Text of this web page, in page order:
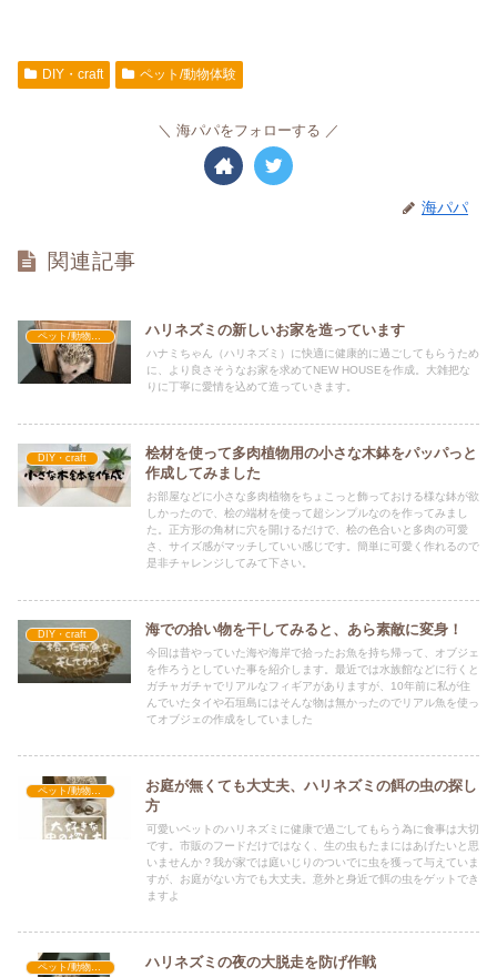
DIY・craft ペット/動物体験
海パパをフォローする
海パパ
関連記事
ハリネズミの新しいお家を造っています
ハナミちゃん（ハリネズミ）に快適に健康的に過ごしてもらうため
に、より良さそうなお家を求めてNEW HOUSEを作成。大雑把な
りに丁寧に愛情を込めて造っていきます。
DIY・craft
桧材を使って多肉植物用の小さな木鉢をパッパっと
作成してみました
お部屋などに小さな多肉植物をちょこっと飾っておける様な鉢が欲
しかったので、桧の端材を使って超シンプルなのを作ってみまし
た。正方形の角材に穴を開けるだけで、桧の色合いと多肉の可愛
さ、サイズ感がマッチしていい感じです。簡単に可愛く作れるので
是非チャレンジしてみて下さい。
DIY・craft 海での拾い物を干してみると、あら素敵に変身！
今回は昔やっていた海や海岸で拾ったお魚を持ち帰って、オブジェ
を作ろうとしていた事を紹介します。最近では水族館などに行くと
ガチャガチャでリアルなフィギアがありますが、10年前に私が住
んでいたタイや石垣島にはそんな物は無かったのでリアル魚を使っ
てオブジェの作成をしていました
ペット/動物体験
お庭が無くても大丈夫、ハリネズミの餌の虫の探し
方
可愛いペットのハリネズミに健康で過ごしてもらう為に食事は大切
です。市販のフードだけではなく、生の虫もたまにはあげたいと思
いませんか？我が家では庭いじりのついでに虫を獲って与えていま
すが、お庭がない方でも大丈夫。意外と身近で餌の虫をゲットでき
ますよ
ペット/動物体験 ハリネズミの夜の大脱走を防げ作戦